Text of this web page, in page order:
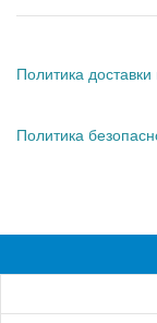
Политика доставки
Политика